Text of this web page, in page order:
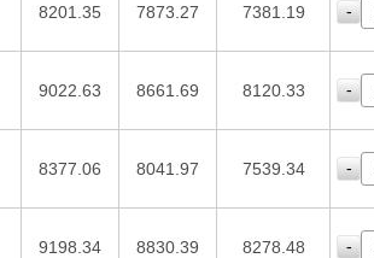
8201.35 7873.27 7381.19 -
9022.63 8661.69 8120.33 -
8377.06 8041.97 7539.34 -
9198.34 8830.39 8278.48 -